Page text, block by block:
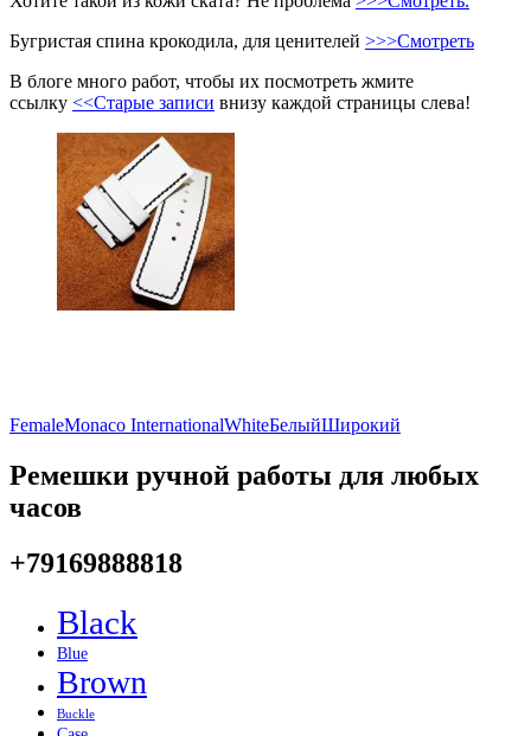
Бугристая спина крокодила, для ценителей >>>Смотреть
В блоге много работ, чтобы их посмотреть жмите
ссылку <<Старые записи внизу каждой страницы слева!
FemaleMonaco InternationalWhiteБелыйШирокий
Ремешки ручной работы для любых
часов
+79169888818
Black
Blue
Brown
Buckle